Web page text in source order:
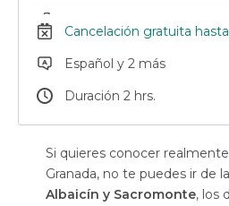
Cancelación gratuita
Español y 2 más
Duración 2 hrs.
Si quieres conocer
Granada, no te puedes ir de
Albaicín y Sacromonte, los